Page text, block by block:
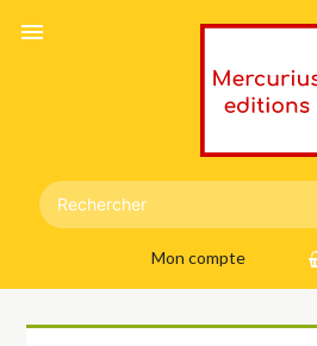
menu
Mon compte